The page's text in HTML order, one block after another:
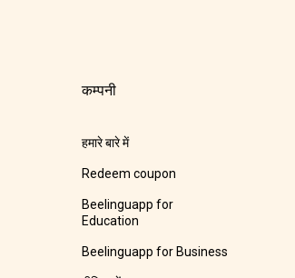
कम्पनी
हमारे बारे में
Redeem coupon
Beelinguapp for
Education
Beelinguapp for Business